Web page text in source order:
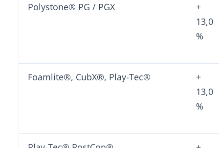
Polystone® PG / PGX
+
13,0
%
Foamlite®, CubX®, Play-Tec®
+
13,0
%